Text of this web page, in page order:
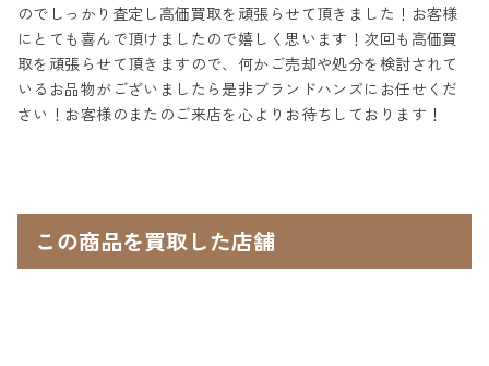
のでしっかり査定し高価買取を頑張らせて頂きました！お客様
にとても喜んで頂けましたので嬉しく思います！次回も高価買
取を頑張らせて頂きますので、何かご売却や処分を検討されて
いるお品物がございましたら是非ブランドハンズにお任せくだ
さい！お客様のまたのご来店を心よりお待ちしております！
この商品を買取した店舗